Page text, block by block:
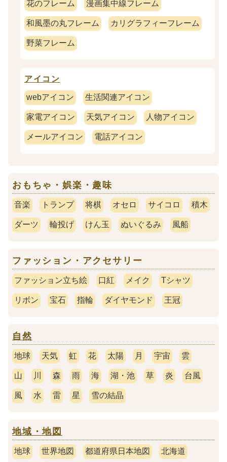
花のフレーム 漫画集中線フレーム
和風墨の丸フレーム カリグラフィーフレーム
野菜フレーム
アイコン
webアイコン 生活関連アイコン
家電アイコン 天気アイコン 人物アイコン
メールアイコン 電話アイコン
おもちゃ・娯楽・趣味
音楽 トランプ 将棋 オセロ サイコロ 積木
ダーツ 輪投げ けん玉 ぬいぐるみ 風船
ファッション・アクセサリー
ファッション立ち絵 口紅 メイク Tシャツ
リボン 宝石 指輪 ダイヤモンド 王冠
自然
地球 天気 虹 花 太陽 月 宇宙 雲
山 川 森 雨 海 湖・池 草 炎 台風
風 水 雷 星 雪の結晶
地域・地図
地球 世界地図 都道府県日本地図 北海道